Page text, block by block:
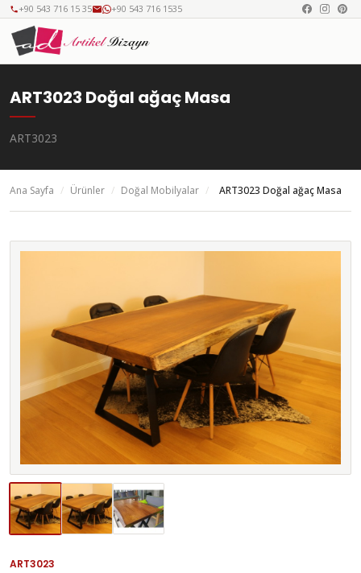
+90 543 716 15 35 +90 543 716 1535
ART3023 Doğal ağaç Masa
ART3023
Ana Sayfa / Ürünler / Doğal Mobilyalar / ART3023 Doğal ağaç Masa
ART3023